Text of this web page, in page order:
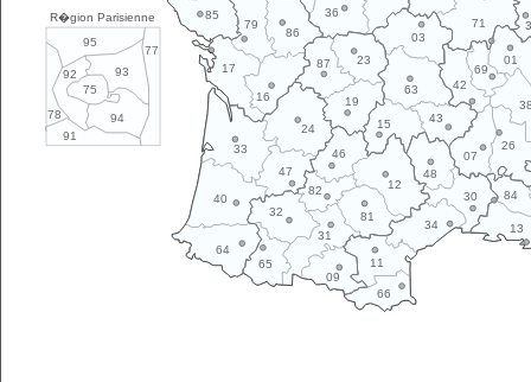
R�gion Parisienne
77
78
91
95
93
75
94
92
11
12
13
15
16
17
19
23
24
26
30
31
32
33
34
36
40
42
43
46
47
48
63
64
65
66
69
01
03
07
09
71
79
81
82 84
85
86
87